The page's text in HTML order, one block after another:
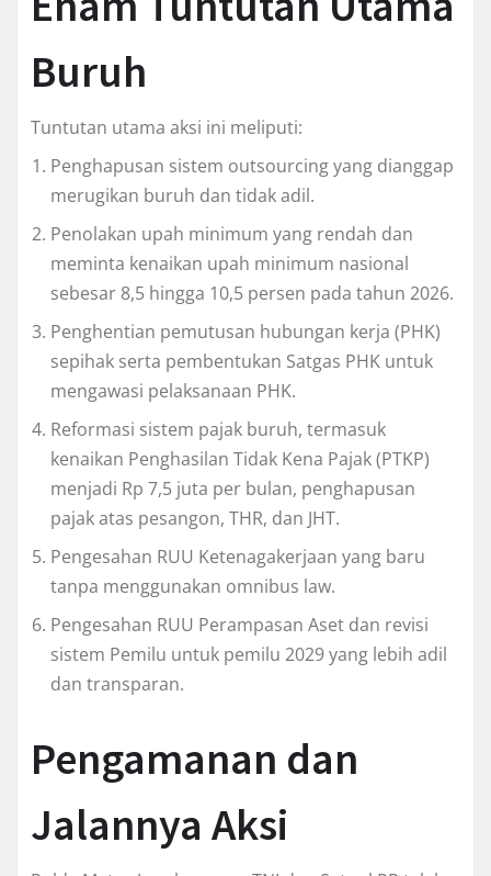
Buruh
Tuntutan utama aksi ini meliputi:
Penghapusan sistem outsourcing yang dianggap
merugikan buruh dan tidak adil.
Penolakan upah minimum yang rendah dan
meminta kenaikan upah minimum nasional
sebesar 8,5 hingga 10,5 persen pada tahun 2026.
Penghentian pemutusan hubungan kerja (PHK)
sepihak serta pembentukan Satgas PHK untuk
mengawasi pelaksanaan PHK.
Reformasi sistem pajak buruh, termasuk
kenaikan Penghasilan Tidak Kena Pajak (PTKP)
menjadi Rp 7,5 juta per bulan, penghapusan
pajak atas pesangon, THR, dan JHT.
Pengesahan RUU Ketenagakerjaan yang baru
tanpa menggunakan omnibus law.
Pengesahan RUU Perampasan Aset dan revisi
sistem Pemilu untuk pemilu 2029 yang lebih adil
dan transparan.
Pengamanan dan
Jalannya Aksi